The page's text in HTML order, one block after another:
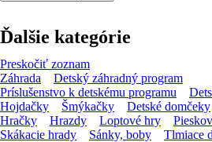
Ďalšie kategórie
Preskočiť zoznam
Záhrada
Detský záhradný program
Príslušenstvo k detskému programu
Hojdačky
Šmýkačky Detské domčeky
Hračky
Hrazdy Loptové hry
Skákacie hrady
Sánky, boby Tlmiace